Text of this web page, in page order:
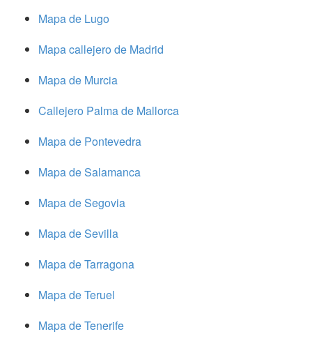
Mapa de Lugo
Mapa callejero de Madrid
Mapa de Murcia
Callejero Palma de Mallorca
Mapa de Pontevedra
Mapa de Salamanca
Mapa de Segovia
Mapa de Sevilla
Mapa de Tarragona
Mapa de Teruel
Mapa de Tenerife